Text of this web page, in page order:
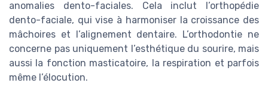
anomalies dento-faciales. Cela inclut l’orthopédie
dento-faciale, qui vise à harmoniser la croissance des
mâchoires et l’alignement dentaire. L’orthodontie ne
concerne pas uniquement l’esthétique du sourire, mais
aussi la fonction masticatoire, la respiration et parfois
même l’élocution.